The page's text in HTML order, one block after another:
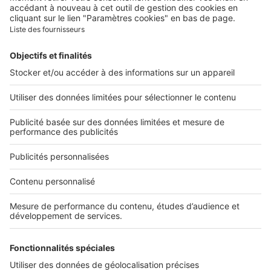
Nous rejoindre
Presse
Nos applications
Découvrez nos applications
Services pro
Accès client